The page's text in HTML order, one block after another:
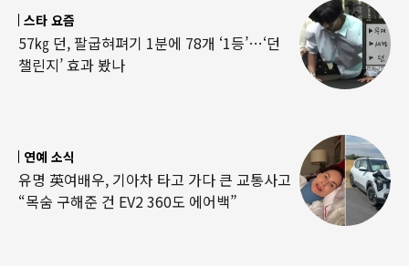
스타 요즘
57㎏ 던, 팔굽혀펴기 1분에 78개 ‘1등’…‘던
챌린지’ 효과 봤나
연예 소식
유명 英여배우, 기아차 타고 가다 큰 교통사고
“목숨 구해준 건 EV2 360도 에어백”